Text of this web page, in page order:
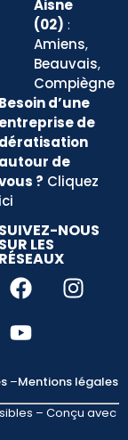
Aisne
(02) :
Amiens,
Beauvais,
Compiègne
Besoin d’une
entreprisede
dératisation
autour de
? Cliquez
ici
SUIVEZ-NOUS
SUR LES
RÉSEAUX
–Mentions légales
– Conçu avec